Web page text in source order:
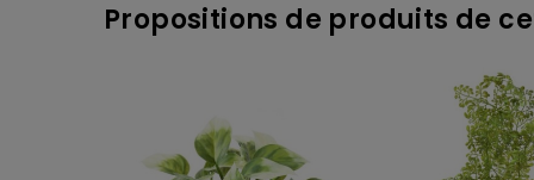
Propositions de produits de